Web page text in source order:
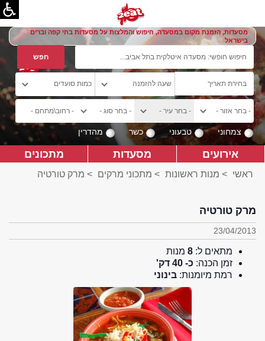
מסעדות, הזמנת מקום במסעדה, חיפוש והמלצות על מסעדות בתי קפה וברים
בישראל
צמחוני טבעוני כשר מהדרין
אירועים מסעדות מתכונים
ראשי > מנות ראשונות > מתכוני מרקים > מרק טורטיה
מרק טורטיה
23/04/2013
מתאים ל: 8 מנות
זמן הכנה: כ- 40 דק'
רמת מיומנות: בינוני